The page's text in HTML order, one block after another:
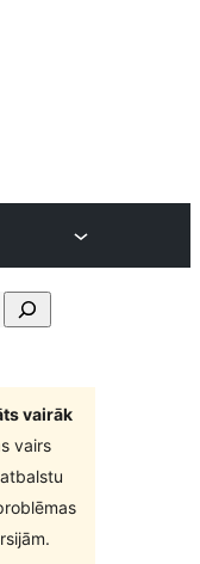
vairāk
vairs